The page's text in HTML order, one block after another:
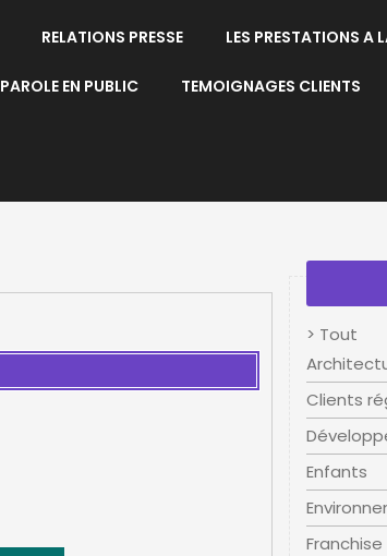
RELATIONS PRESSE LES PRESTATIONS A
EN PUBLIC TEMOIGNAGES CLIENTS
> Tout
Clients
Enfants
Franchise